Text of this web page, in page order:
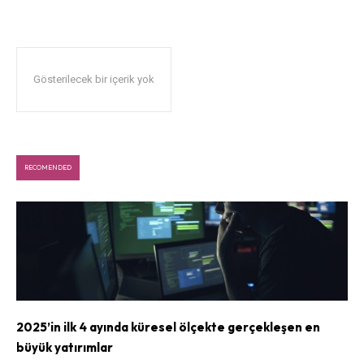
Gösterilecek bir içerik yok
RECOMENDED
2025’in ilk 4 ayında küresel ölçekte gerçekleşen en
büyük yatırımlar